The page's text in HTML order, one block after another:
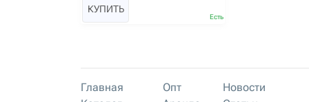
КУПИТЬ
Есть
Главная
Опт
Новости